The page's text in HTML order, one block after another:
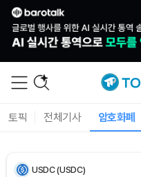
토픽 전체기사 암호화폐
Bitcoin (BTC)
Ethereum (ETH)
Tether USDt (USDT)
BNB (BNB)